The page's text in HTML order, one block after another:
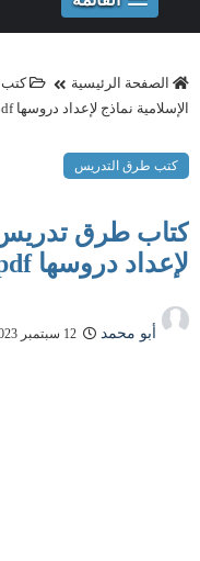
الصفحة الرئيسية
الإسلامية نماذج لإعداد دروسها pdf
كتب طرق التدريس
كتاب طرق تدريس
لإعداد دروسها pdf
أبو محمد